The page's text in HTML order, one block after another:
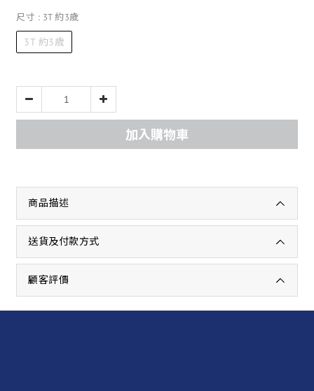
尺寸 : 3T 約3歲
3T 約3歲
加入購物車
商品描述
送貨及付款方式
顧客評價